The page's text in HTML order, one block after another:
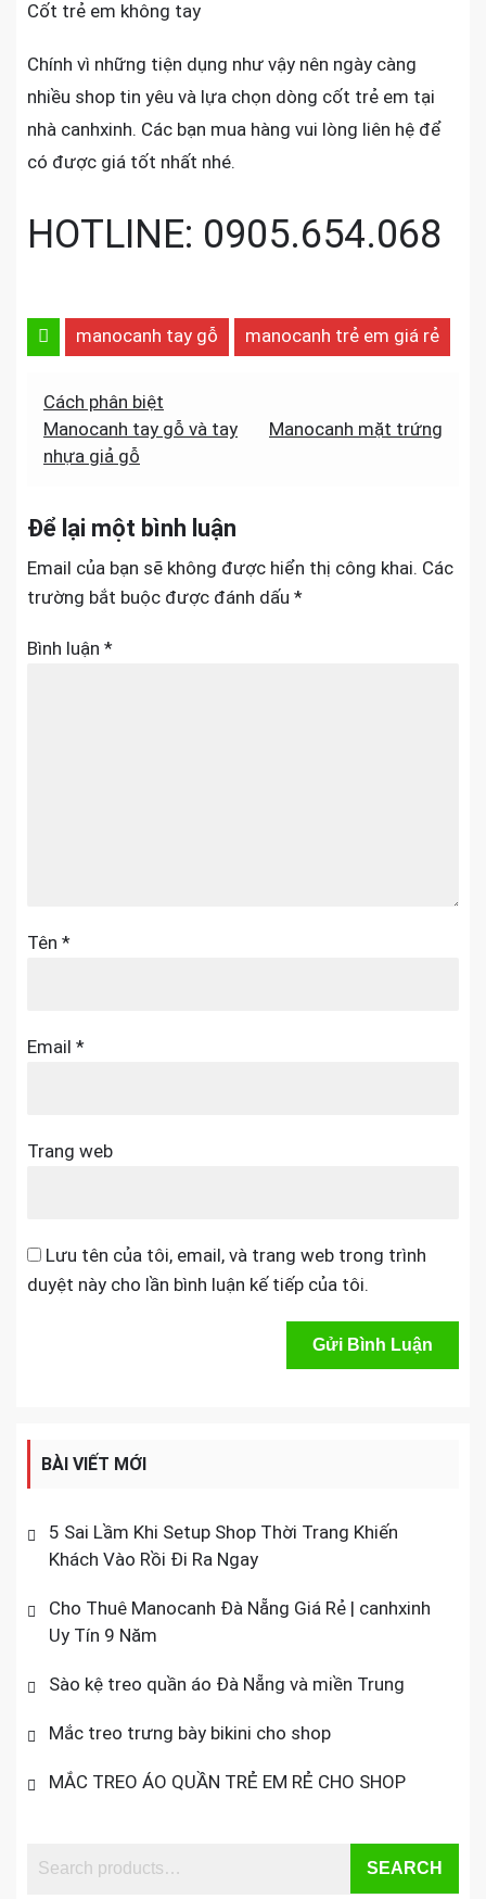
Cốt trẻ em không tay
Chính vì những tiện dụng như vậy nên ngày càng
nhiều shop tin yêu và lựa chọn dòng cốt trẻ em tại
nhà canhxinh. Các bạn mua hàng vui lòng liên hệ để
có được giá tốt nhất nhé.
HOTLINE: 0905.654.068
manocanh tay gỗ manocanh trẻ em giá rẻ
Điều
hướng
bài
Cách phân biệt
Manocanh tay gỗ và tay
nhựa giả gỗ
Manocanh mặt trứng
Để lại một bình luận
Email của bạn sẽ không được hiển thị công khai. Các
trường bắt buộc được đánh dấu *
Bình luận *
Tên *
Email *
Trang web
Lưu tên của tôi, email, và trang web trong trình
duyệt này cho lần bình luận kế tiếp của tôi.
BÀI VIẾT MỚI
5 Sai Lầm Khi Setup Shop Thời Trang Khiến
Khách Vào Rồi Đi Ra Ngay
Cho Thuê Manocanh Đà Nẵng Giá Rẻ | canhxinh
Uy Tín 9 Năm
Sào kệ treo quần áo Đà Nẵng và miền Trung
Mắc treo trưng bày bikini cho shop
MẮC TREO ÁO QUẦN TRẺ EM RẺ CHO SHOP
SEARCH